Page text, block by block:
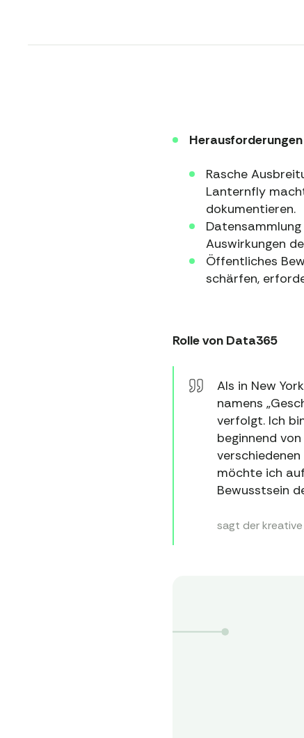
Herausforderungen
Rasche
Lanternfly
dokumentieren.
Auswirkungen
Öffentliches
schärfen,
Rolle von Data365
Als in New
namens
verfolgt. Ich
beginnend
möchte ich
Bewusstsein
sagt der kreative